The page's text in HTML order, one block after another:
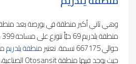
وهي ثاني أكبر منطقة في بورصة بعد
حوالي 667175 نسمة. تعتبر
منطقة يلدريم